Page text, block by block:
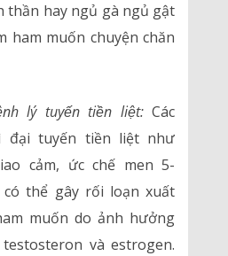
thần hay ngủ gà ngủ gật
ham muốn chuyện chăn
lý tuyến tiền liệt:Các
đại tuyến tiền liệt như
cảm, ức chế men 5-
có thể gây rối loạn xuất
muốn do ảnh hưởng
và estrogen.